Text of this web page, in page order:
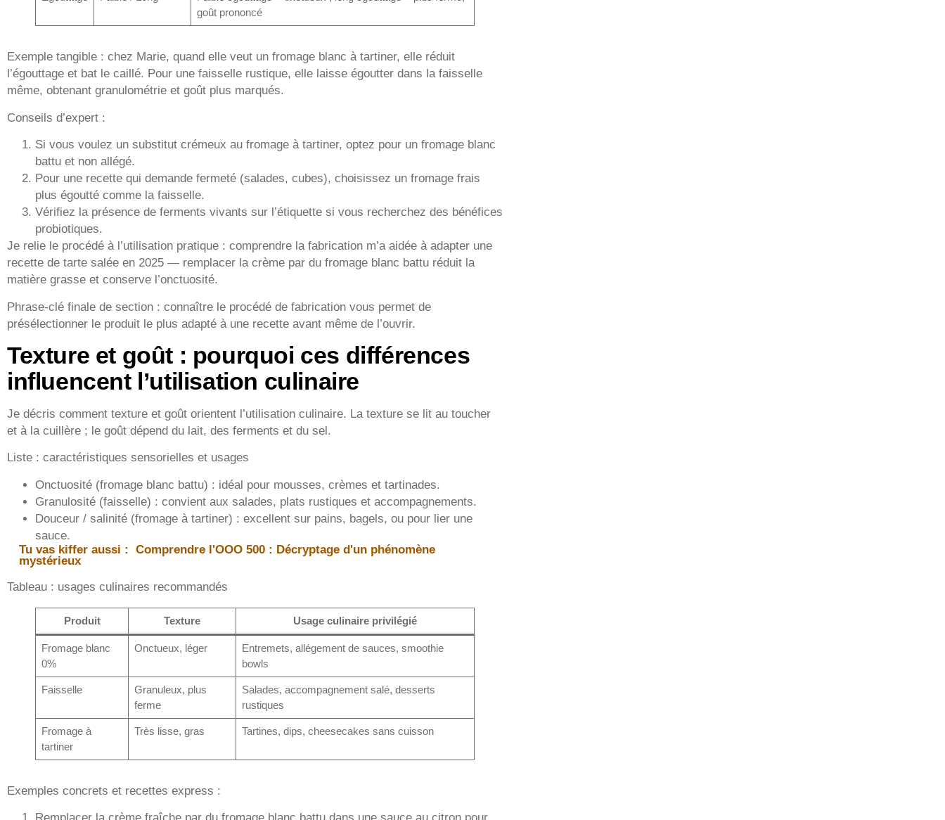
goût prononcé
Exemple tangible : chez Marie, quand elle veut un fromage blanc à tartiner, elle réduit
l’égouttage et bat le caillé. Pour une faisselle rustique, elle laisse égoutter dans la faisselle
même, obtenant granulométrie et goût plus marqués.
Conseils d’expert :
Si vous voulez un substitut crémeux au fromage à tartiner, optez pour un fromage blanc
battu et non allégé.
Pour une recette qui demande fermeté (salades, cubes), choisissez un fromage frais
plus égoutté comme la faisselle.
Vérifiez la présence de ferments vivants sur l’étiquette si vous recherchez des bénéfices
probiotiques.
Je relie le procédé à l’utilisation pratique : comprendre la fabrication m’a aidée à adapter une
recette de tarte salée en 2025 — remplacer la crème par du fromage blanc battu réduit la
matière grasse et conserve l’onctuosité.
Phrase-clé finale de section : connaître le procédé de fabrication vous permet de
présélectionner le produit le plus adapté à une recette avant même de l’ouvrir.
Texture et goût : pourquoi ces différences
influencent l’utilisation culinaire
Je décris comment texture et goût orientent l’utilisation culinaire. La texture se lit au toucher
et à la cuillère ; le goût dépend du lait, des ferments et du sel.
Liste : caractéristiques sensorielles et usages
Onctuosité (fromage blanc battu) : idéal pour mousses, crèmes et tartinades.
Granulosité (faisselle) : convient aux salades, plats rustiques et accompagnements.
Douceur / salinité (fromage à tartiner) : excellent sur pains, bagels, ou pour lier une
sauce.
Tu vas kiffer aussi :
Comprendre l'OOO 500 : Décryptage d'un phénomène
mystérieux
Tableau : usages culinaires recommandés
Produit Texture Usage culinaire privilégié
Fromage blanc
0%
Onctueux, léger
Entremets, allégement de sauces, smoothie
bowls
Faisselle
Granuleux, plus
ferme
Salades, accompagnement salé, desserts
rustiques
Fromage à
tartiner
Très lisse, gras Tartines, dips, cheesecakes sans cuisson
Exemples concrets et recettes express :